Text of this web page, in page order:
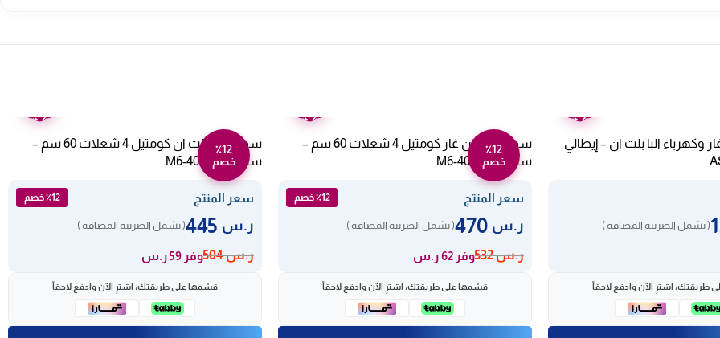
وكهرباء البا بلت ان – إيطالي
( يشمل الضريبة المضافة )
طريقتك، اشترِ الآن وادفع لاحقاً
٪12
خصم
سطح بلت ان غاز كومتيل 4 شعلات 60 سم –
ستيل M6-40BF/S
سعر المنتج ٪12 خصم
ر.س ( يشمل الضريبة المضافة )
ر.س532 وفر 62 ر.س
قسّمها على طريقتك، اشترِ الآن وادفع لاحقاً
٪12
خصم
سطح غاز بلت ان كومتيل 4 شعلات 60 سم –
ستيل M6-40BF/H
سعر المنتج ٪12 خصم
ر.س ( يشمل الضريبة المضافة )
ر.س504 وفر 59 ر.س
قسّمها على طريقتك، اشترِ الآن وادفع لاحقاً